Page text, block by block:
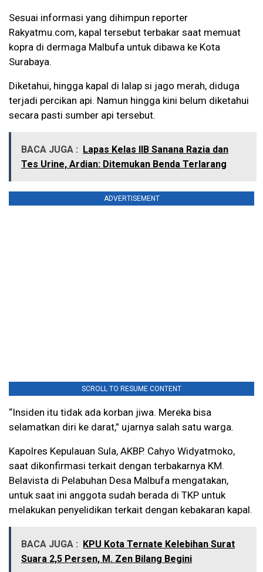
Sesuai informasi yang dihimpun reporter
Rakyatmu.com, kapal tersebut terbakar saat memuat
kopra di dermaga Malbufa untuk dibawa ke Kota
Surabaya.
Diketahui, hingga kapal di lalap si jago merah, diduga
terjadi percikan api. Namun hingga kini belum diketahui
secara pasti sumber api tersebut.
BACA JUGA : Lapas Kelas IIB Sanana Razia dan
Tes Urine, Ardian: Ditemukan Benda Terlarang
ADVERTISEMENT
SCROLL TO RESUME CONTENT
“Insiden itu tidak ada korban jiwa. Mereka bisa
selamatkan diri ke darat,” ujarnya salah satu warga.
Kapolres Kepulauan Sula, AKBP. Cahyo Widyatmoko,
saat dikonfirmasi terkait dengan terbakarnya KM.
Belavista di Pelabuhan Desa Malbufa mengatakan,
untuk saat ini anggota sudah berada di TKP untuk
melakukan penyelidikan terkait dengan kebakaran kapal.
BACA JUGA : KPU Kota Ternate Kelebihan Surat
Suara 2,5 Persen, M. Zen Bilang Begini